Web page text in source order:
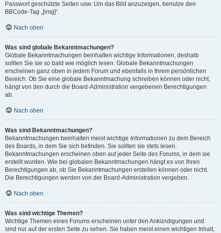
Passwort geschützte Seiten usw. Um das Bild anzuzeigen, benutze den
BBCode-Tag „[img]“.
Nach oben
Was sind globale Bekanntmachungen?
Globale Bekanntmachungen beinhalten wichtige Informationen, deshalb
sollten Sie sie so bald wie möglich lesen. Globale Bekanntmachungen
erscheinen ganz oben in jedem Forum und ebenfalls in Ihrem persönlichen
Bereich. Ob Sie eine globale Bekanntmachung schreiben können oder nicht,
hängt von den durch die Board-Administration vergebenen Berechtigungen
ab.
Nach oben
Was sind Bekanntmachungen?
Bekanntmachungen beinhalten meist wichtige Informationen zu dem Bereich
des Boards, in dem Sie sich befinden. Sie sollten sie stets lesen.
Bekanntmachungen erscheinen oben auf jeder Seite des Forums, in dem sie
erstellt wurden. Wie bei globalen Bekanntmachungen hängt es von Ihren
Berechtigungen ab, ob Sie Bekanntmachungen erstellen können oder nicht.
Die Berechtigungen werden von der Board-Administration vergeben.
Nach oben
Was sind wichtige Themen?
Wichtige Themen eines Forums erscheinen unter den Ankündigungen und
sind nur auf der ersten Seite zu sehen. Sie haben meist einen wichtigen Inhalt,